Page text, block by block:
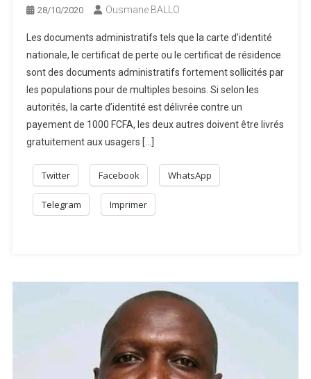
28/10/2020 Ousmane BALLO
Les documents administratifs tels que la carte d’identité
nationale, le certificat de perte ou le certificat de résidence
sont des documents administratifs fortement sollicités par
les populations pour de multiples besoins. Si selon les
autorités, la carte d’identité est délivrée contre un
payement de 1000 FCFA, les deux autres doivent être livrés
gratuitement aux usagers […]
Twitter Facebook WhatsApp
Telegram Imprimer